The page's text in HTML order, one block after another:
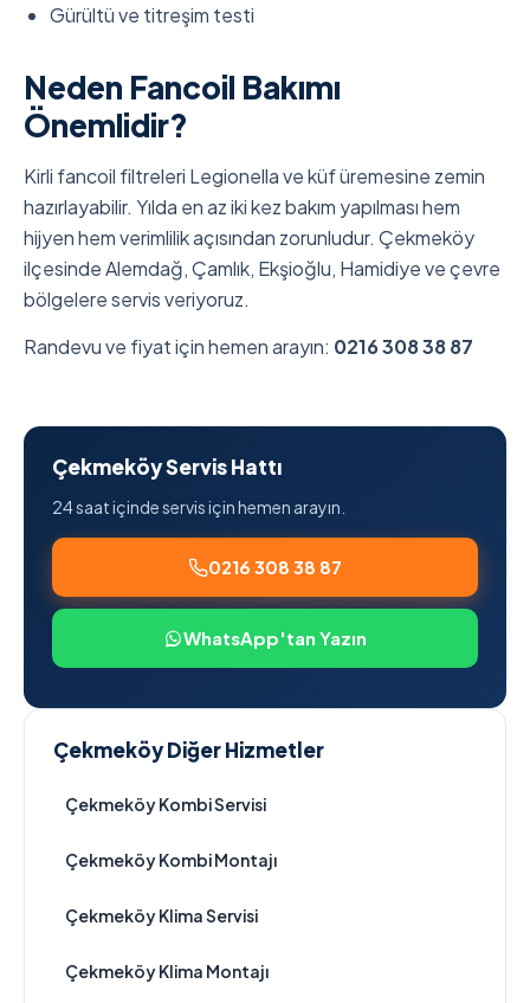
Gürültü ve titreşim testi
Neden Fancoil Bakımı
Önemlidir?
Kirli fancoil filtreleri Legionella ve küf üremesine zemin
hazırlayabilir. Yılda en az iki kez bakım yapılması hem
hijyen hem verimlilik açısından zorunludur. Çekmeköy
ilçesinde Alemdağ, Çamlık, Ekşioğlu, Hamidiye ve çevre
bölgelere servis veriyoruz.
Randevu ve fiyat için hemen arayın: 0216 308 38 87
Çekmeköy Servis Hattı
24 saat içinde servis için hemen arayın.
0216 308 38 87
WhatsApp'tan Yazın
Çekmeköy Diğer Hizmetler
Çekmeköy Kombi Servisi
Çekmeköy Kombi Montajı
Çekmeköy Klima Servisi
Çekmeköy Klima Montajı